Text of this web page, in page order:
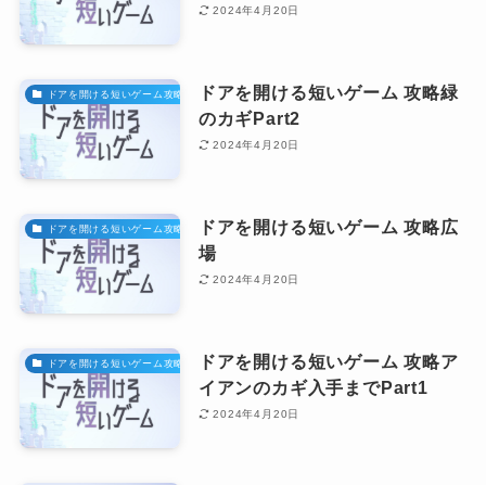
2024年4月20日
ドアを開ける短いゲーム攻略
ドアを開ける短いゲーム 攻略緑
のカギPart2
2024年4月20日
ドアを開ける短いゲーム攻略
ドアを開ける短いゲーム 攻略広
場
2024年4月20日
ドアを開ける短いゲーム攻略
ドアを開ける短いゲーム 攻略ア
イアンのカギ入手までPart1
2024年4月20日